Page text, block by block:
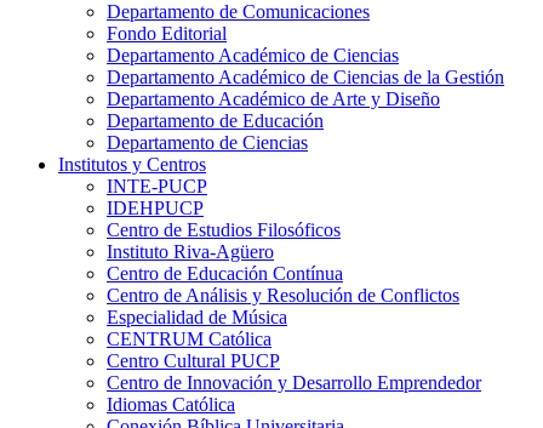
Departamento de Comunicaciones
Fondo Editorial
Departamento Académico de Ciencias
Departamento Académico de Ciencias de la Gestión
Departamento Académico de Arte y Diseño
Departamento de Educación
Departamento de Ciencias
Institutos y Centros
INTE-PUCP
IDEHPUCP
Centro de Estudios Filosóficos
Instituto Riva-Agüero
Centro de Educación Contínua
Centro de Análisis y Resolución de Conflictos
Especialidad de Música
CENTRUM Católica
Centro Cultural PUCP
Centro de Innovación y Desarrollo Emprendedor
Idiomas Católica